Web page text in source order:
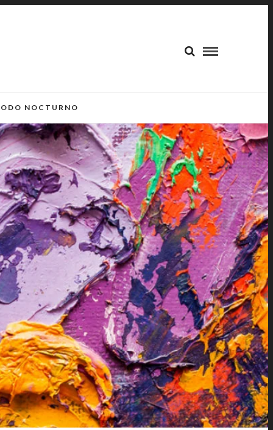
NOCTURNO